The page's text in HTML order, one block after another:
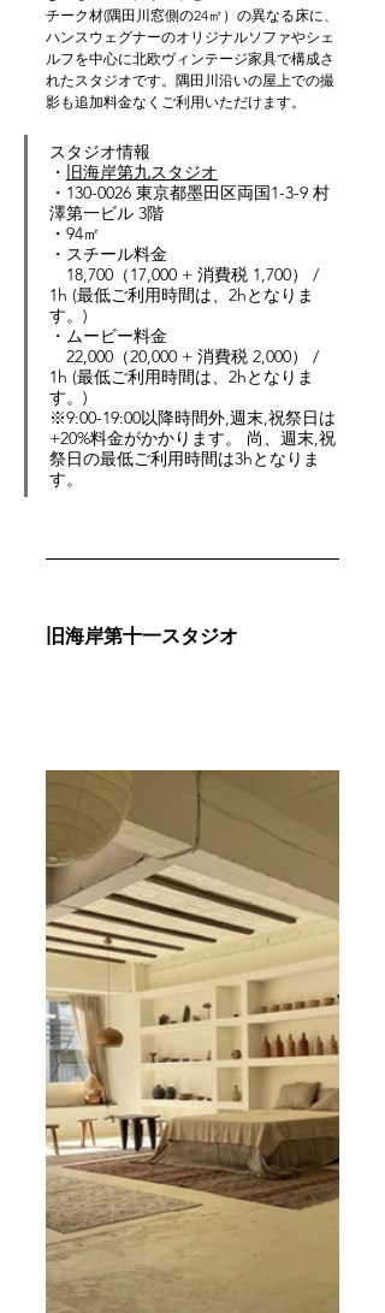
チーク材(隅田川窓側の24㎡）の異なる床に、
ハンスウェグナーのオリジナルソファやシェ
ルフを中心に北欧ヴィンテージ家具で構成さ
れたスタジオです。隅田川沿いの屋上での撮
影も追加料金なくご利用いただけます。
スタジオ情報
・ 旧海岸第九スタジオ
・ 130-0026 東京都墨田区両国1-3-9 村
澤第一ビル 3階
・ 94㎡
・スチール料金
18,700（17,000 + 消費税 1,700） /
1h (最低ご利用時間は、2hとなりま
す。)
・ムービー料金
22,000（20,000 + 消費税 2,000） /
1h (最低ご利用時間は、2hとなりま
す。)
※9:00-19:00以降時間外,週末,祝祭日は
+20%料金がかかります。 尚、週末,祝
祭日の最低ご利用時間は3hとなりま
す。
旧海岸第十一スタジオ